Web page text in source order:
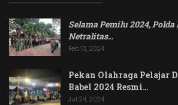
Selama Pemilu 2024,
Netralitas…
Feb 13, 2024
Pekan Olahraga Pelajar
Babel 2024 Resmi…
Jul 24, 2024